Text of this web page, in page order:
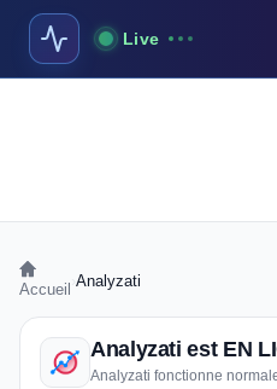
Live
Accueil Analyzati
Analyzati est EN
Analyzati fonctionne